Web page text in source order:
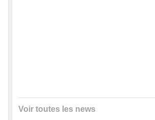
Voir toutes les news